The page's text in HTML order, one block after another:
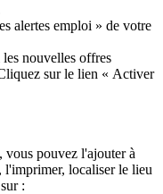
alertes emploi » de votre
nouvelles offres
sur le lien « Activer
pouvez l'ajouter à
l'imprimer, localiser le lieu
: